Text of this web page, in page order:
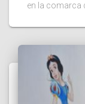
en la comarca